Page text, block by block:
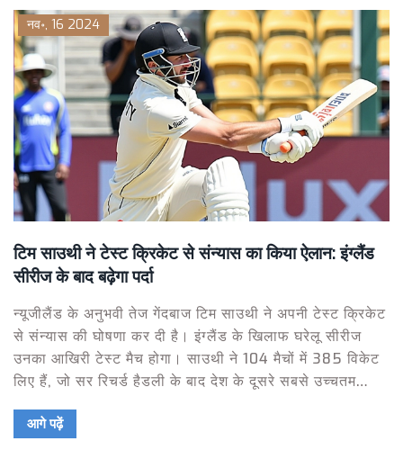
नव॰, 16 2024
टिम साउथी ने टेस्ट क्रिकेट से संन्यास का किया ऐलान: इंग्लैंड
सीरीज के बाद बढ़ेगा पर्दा
न्यूजीलैंड के अनुभवी तेज गेंदबाज टिम साउथी ने अपनी टेस्ट क्रिकेट
से संन्यास की घोषणा कर दी है। इंग्लैंड के खिलाफ घरेलू सीरीज
उनका आखिरी टेस्ट मैच होगा। साउथी ने 104 मैचों में 385 विकेट
लिए हैं, जो सर रिचर्ड हैडली के बाद देश के दूसरे सबसे उच्चतम
लिए उपलब्ध रहेंगे और अपनी सफेद गेंद क्रिकेट करियर पर निर्णय
आगे पढ़ें